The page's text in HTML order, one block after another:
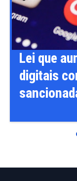
Lei que
digitais
Previ
ous